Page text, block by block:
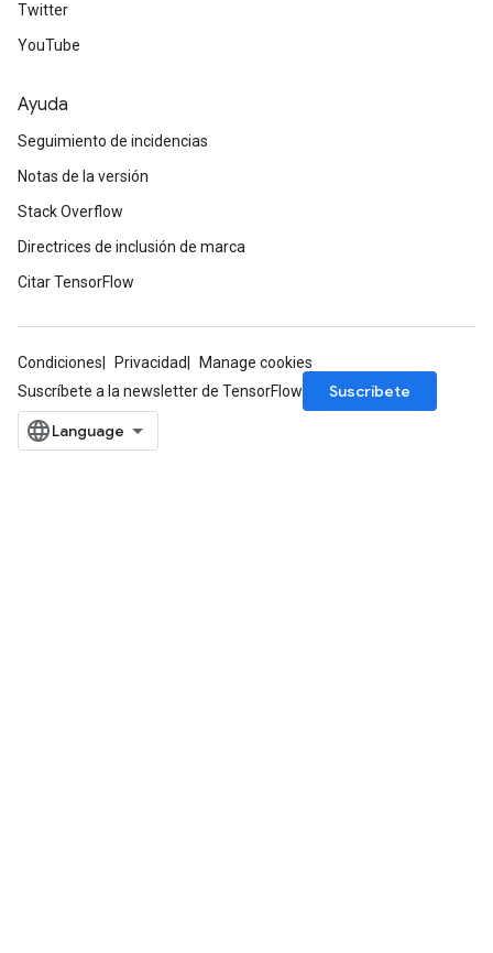
Twitter
YouTube
Ayuda
Seguimiento de incidencias
Notas de la versión
Stack Overflow
Directrices de inclusión de marca
Citar TensorFlow
Condiciones Privacidad
Manage cookies
Suscríbete a la newsletter de TensorFlow
Suscríbete